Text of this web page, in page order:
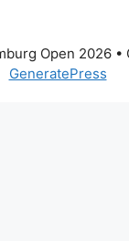
Open 2026•
GeneratePress